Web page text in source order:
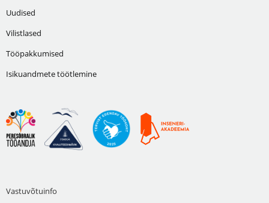
Uudised
Vilistlased
Tööpakkumised
Isikuandmete töötlemine
Vastuvõtuinfo